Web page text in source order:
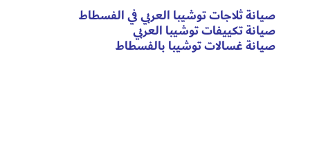
صيانة ثلاجات توشيبا العربي في الفسطاط
صيانة تكييفات توشيبا العربي
صيانة غسالات توشيبا بالفسطاط